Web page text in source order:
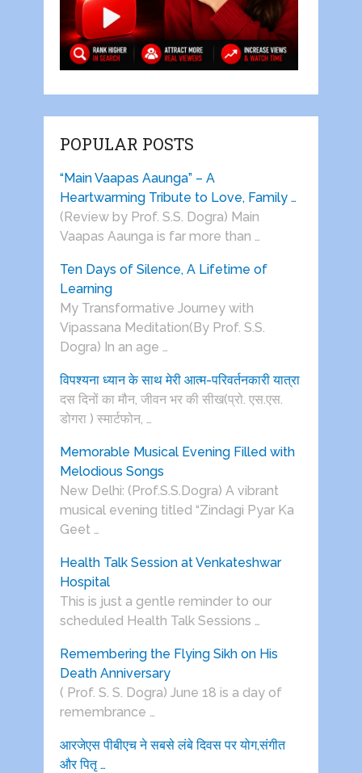
POPULAR POSTS
“Main Vaapas Aaunga” – A
Heartwarming Tribute to Love, Family …
(Review by Prof. S.S. Dogra) Main
Vaapas Aaunga is far more than …
Ten Days of Silence, A Lifetime of
Learning
My Transformative Journey with
Vipassana Meditation(By Prof. S.S.
Dogra) In an age …
विपश्यना ध्यान के साथ मेरी आत्म-परिवर्तनकारी यात्रा
दस दिनों का मौन, जीवन भर की सीख(प्रो. एस.एस.
डोगरा ) स्मार्टफोन, …
Memorable Musical Evening Filled with
Melodious Songs
New Delhi: (Prof.S.S.Dogra) A vibrant
musical evening titled “Zindagi Pyar Ka
Geet …
Health Talk Session at Venkateshwar
Hospital
This is just a gentle reminder to our
scheduled Health Talk Sessions …
Remembering the Flying Sikh on His
Death Anniversary
( Prof. S. S. Dogra) June 18 is a day of
remembrance …
आरजेएस पीबीएच ने सबसे लंबे दिवस पर योग,संगीत
और पितृ …